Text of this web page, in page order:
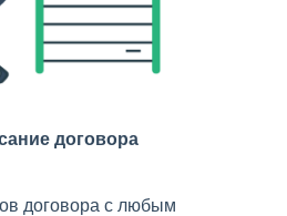
договора
договора с любым